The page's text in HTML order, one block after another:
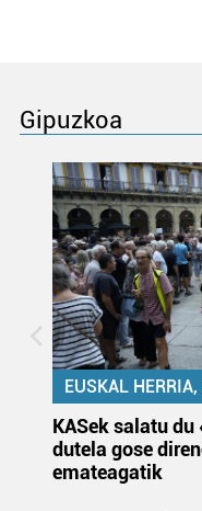
Gipuzkoa
EUSKAL
KASek salatu
dutela gose
emateagatik